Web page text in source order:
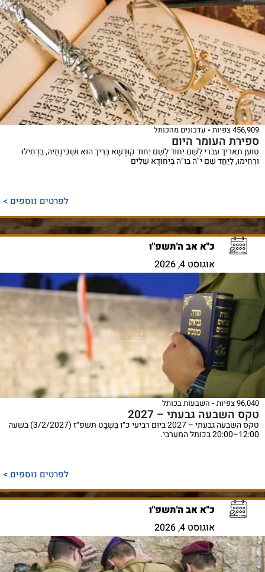
456,909 צפיות עדכונים מהכותל
ספירת העומר היום
טוען תאריך עברי לְשֵׁם יִחוּד לְשֵׁם יִחוּד קוּדְשָׁא בְּרִיךְ הוּא וּשְׁכִינְתֵּיהּ, בִּדְחִילוּ
וּרְחִימוּ, לְיַחֲד שֵׁם י"ה בו"ה בְּיִחוּדָא שְׁלִים
לפרטים נוספים >
כ"א אב ה'תשפ"ו
אוגוסט 4, 2026
96,040 צפיות השבעות בכותל
טקס השבעה גבעתי – 2027
טקס השבעה גבעתי – 2027 ביום רביעי כ״ו בִּשְׁבָט תשפ״ז (3/2/2027) בשעה
12:00–20:00 בכותל המערבי.
לפרטים נוספים >
כ"א אב ה'תשפ"ו
אוגוסט 4, 2026